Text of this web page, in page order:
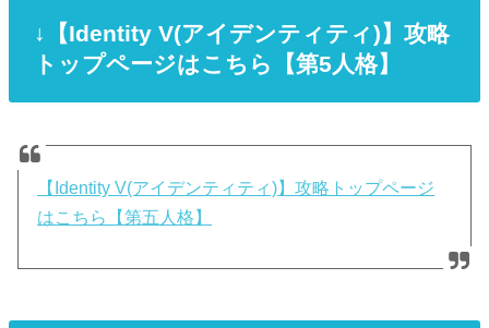
↓【Identity V(アイデンティティ)】攻略
トップページはこちら【第5人格】
【Identity V(アイデンティティ)】攻略トップページ
はこちら【第五人格】